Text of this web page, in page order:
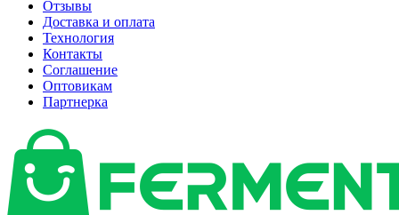
Отзывы
Доставка и оплата
Технология
Контакты
Соглашение
Оптовикам
Партнерка